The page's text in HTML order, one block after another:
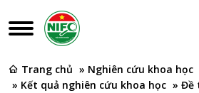
Trang chủ » Nghiên cứu khoa học
» Kết quả nghiên cứu khoa học » Đề